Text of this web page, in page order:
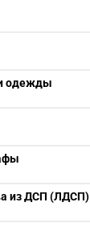
одежды
из ДСП (ЛДСП)